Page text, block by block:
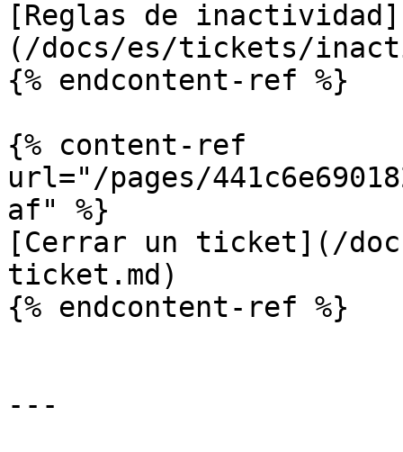
[Reglas de inactividad]
(/docs/es/tickets/
{% endcontent-ref %}
{% content-ref
url="/pages/
af" %}
[Cerrar un ticket](/
ticket.md)
{% endcontent-ref %}
---